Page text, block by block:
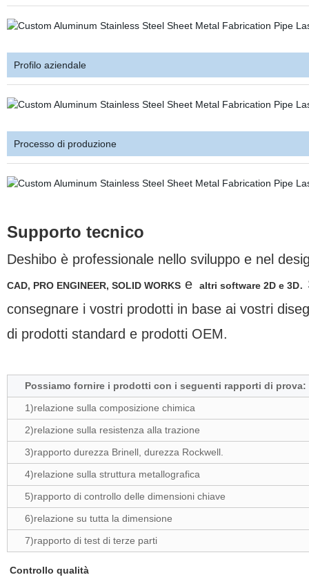
Profilo aziendale
Processo di produzione
Supporto tecnico
Deshibo è professionale nello sviluppo e nel
CAD, PRO ENGINEER, SOLID WORKSe altri software 2D e 3D.
consegnare i vostri prodotti in base ai vostri
di prodotti standard e prodotti OEM.
Possiamo fornire i prodotti con i seguenti rapporti di prova:
1)relazione sulla composizione chimica
2)relazione sulla resistenza alla trazione
3)rapporto durezza Brinell, durezza Rockwell.
4)relazione sulla struttura metallografica
5)rapporto di controllo delle dimensioni chiave
6)relazione su tutta la dimensione
7)rapporto di test di terze parti
Controllo qualità